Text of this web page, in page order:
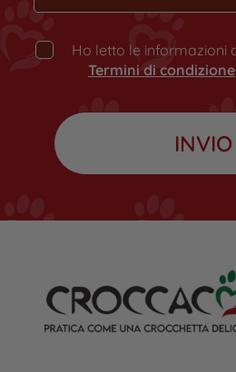
Ho letto le informazioni
Termini di condizione